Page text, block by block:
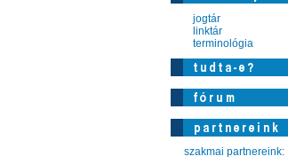
jogtár
linktár
terminológia
szakmai partnereink: